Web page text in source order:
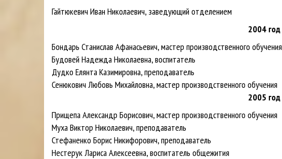
Гайтюкевич Иван Николаевич, заведующий отделением
2004 год
Бондарь Станислав Афанасьевич, мастер производственного обучения
Будовей Надежда Николаевна, воспитатель
Дудко Елянта Казимировна, преподаватель
Сенюкович Любовь Михайловна, мастер производственного обучения
2005 год
Прищепа Александр Борисович, мастер производственного обучения
Муха Виктор Николаевич, преподаватель
Стефаненко Борис Никифорович, преподаватель
Нестерук Лариса Алексеевна, воспитатель общежития